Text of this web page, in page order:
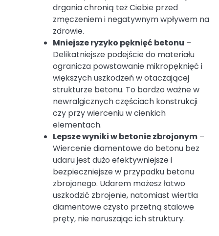
drgania chronią też Ciebie przed
zmęczeniem i negatywnym wpływem na
zdrowie.
Mniejsze ryzyko pęknięć betonu –
Delikatniejsze podejście do materiału
ogranicza powstawanie mikropęknięć i
większych uszkodzeń w otaczającej
strukturze betonu. To bardzo ważne w
newralgicznych częściach konstrukcji
czy przy wierceniu w cienkich
elementach.
Lepsze wyniki w betonie zbrojonym –
Wiercenie diamentowe do betonu bez
udaru jest dużo efektywniejsze i
bezpieczniejsze w przypadku betonu
zbrojonego. Udarem możesz łatwo
uszkodzić zbrojenie, natomiast wiertła
diamentowe czysto przetną stalowe
pręty, nie naruszając ich struktury.